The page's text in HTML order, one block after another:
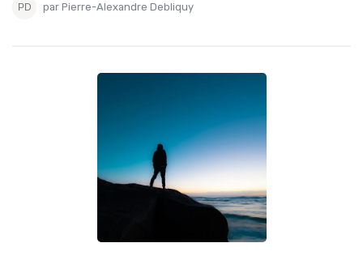
par Pierre-Alexandre Debliquy